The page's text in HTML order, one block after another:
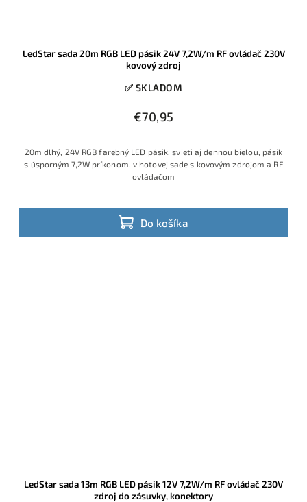
LedStar sada 20m RGB LED pásik 24V 7,2W/m RF ovládač 230V
kovový zdroj
✅ SKLADOM
€70,95
Do košíka
20m dlhý, 24V RGB farebný LED pásik, svieti aj dennou bielou, pásik
s úsporným 7,2W príkonom, v hotovej sade s kovovým zdrojom a RF
ovládačom
LedStar sada 13m RGB LED pásik 12V 7,2W/m RF ovládač 230V
zdroj do zásuvky, konektory